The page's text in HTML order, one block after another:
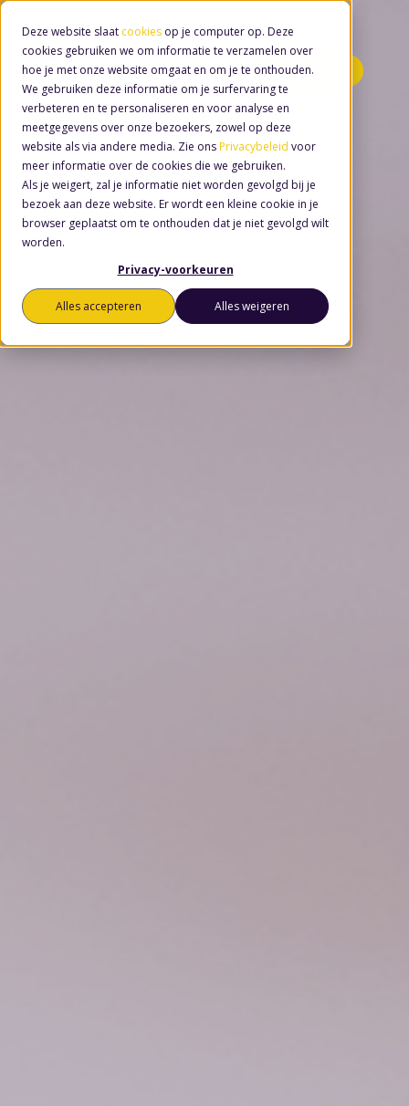
Deze website slaat cookies op je computer op. Deze
cookies gebruiken we om informatie te verzamelen over
hoe je met onze website omgaat en om je te onthouden.
We gebruiken deze informatie om je surfervaring te
verbeteren en te personaliseren en voor analyse en
meetgegevens over onze bezoekers, zowel op deze
website als via andere media. Zie ons Privacybeleid voor
meer informatie over de cookies die we gebruiken.
Als je weigert, zal je informatie niet worden gevolgd bij je
bezoek aan deze website. Er wordt een kleine cookie in je
browser geplaatst om te onthouden dat je niet gevolgd wilt
worden.
Privacy-voorkeuren
Alles accepteren Alles weigeren
Minidemo's